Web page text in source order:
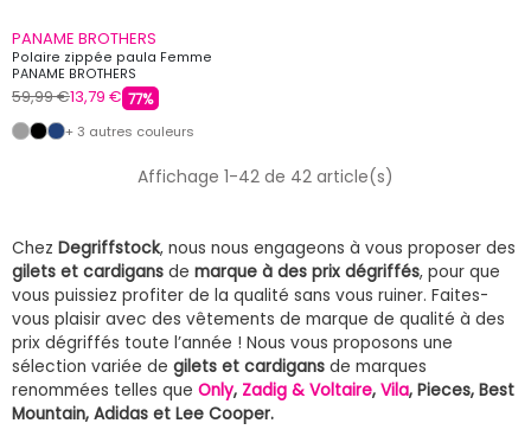
PANAME BROTHERS
Polaire zippée paula Femme
PANAME BROTHERS
59,99 €13,79 € 77%
+ 3 autres couleurs
Affichage 1-42 de 42 article(s)
Chez Degriffstock, nous nous engageons à vous proposer des
gilets et cardigans de marque à des prix dégriffés, pour que
vous puissiez profiter de la qualité sans vous ruiner. Faites-
vous plaisir avec des vêtements de marque de qualité à des
prix dégriffés toute l’année ! Nous vous proposons une
sélection variée de gilets et cardigans de marques
renommées telles que Only, Zadig & Voltaire, Vila, Pieces, Best
Mountain, Adidas et Lee Cooper.